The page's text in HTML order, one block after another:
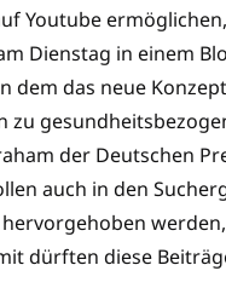
Youtube
Dienstag in einem
dem das neue
der Deutschen
auch in den
dürften diese